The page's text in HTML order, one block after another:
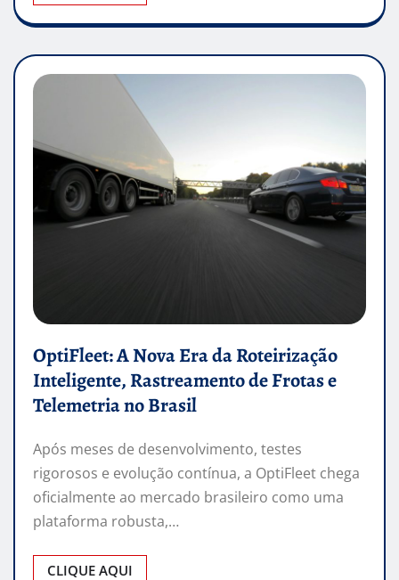
OptiFleet: A Nova Era da Roteirização
Inteligente, Rastreamento de Frotas e
Telemetria no Brasil
Após meses de desenvolvimento, testes
rigorosos e evolução contínua, a OptiFleet chega
oficialmente ao mercado brasileiro como uma
plataforma robusta,…
CLIQUE AQUI